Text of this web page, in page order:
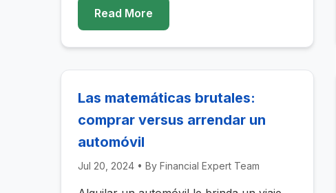
Read More
Las matemáticas brutales:
comprar versus arrendar un
automóvil
Jul 20, 2024 • By Financial Expert Team